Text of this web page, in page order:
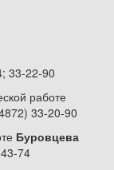
33-22-90
работе
33-20-90
Буровцева
74